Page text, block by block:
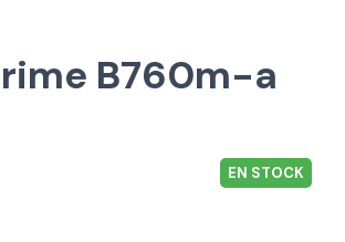
B760m-a
EN STOCK